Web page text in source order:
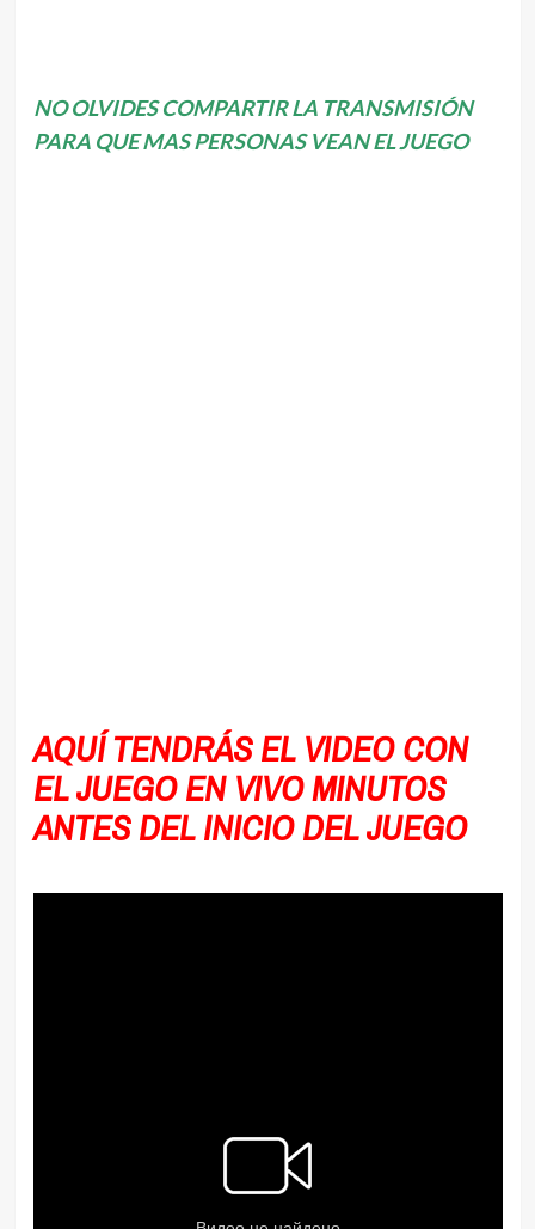
NO OLVIDES COMPARTIR LA TRANSMISIÓN
PARA QUE MAS PERSONAS VEAN EL JUEGO
AQUÍ TENDRÁS EL VIDEO CON
EL JUEGO EN VIVO MINUTOS
ANTES DEL INICIO DEL JUEGO